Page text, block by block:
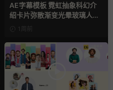
AE字幕模板 霓虹抽象科幻介
绍卡片弥散渐变光晕玻璃人名
1周前